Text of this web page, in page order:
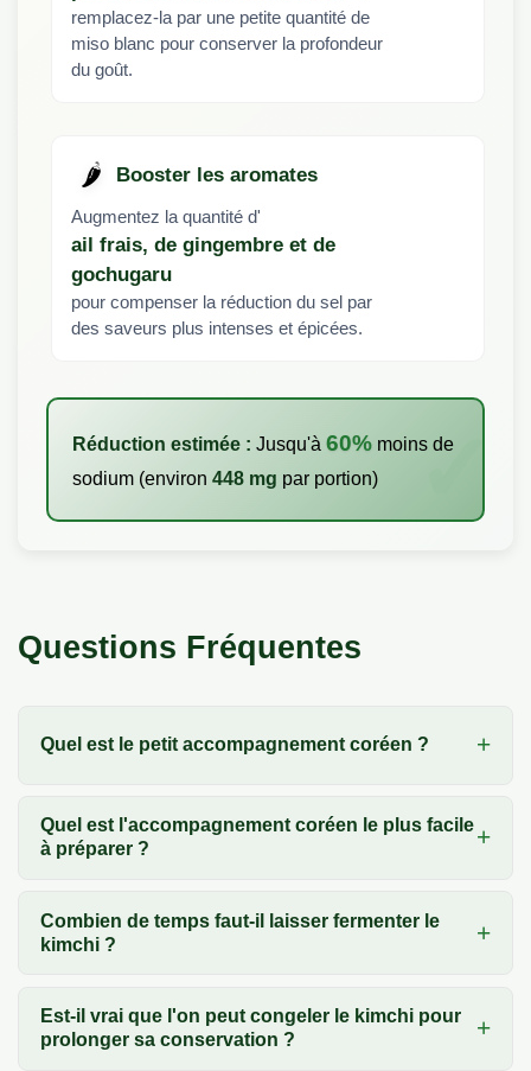
remplacez-la par une petite quantité de
miso blanc pour conserver la profondeur
du goût.
🌶️ Booster les aromates
Augmentez la quantité d'
ail frais, de gingembre et de
gochugaru
pour compenser la réduction du sel par
des saveurs plus intenses et épicées.
Réduction estimée : Jusqu'à 60% moins de
sodium (environ 448 mg par portion)
Questions Fréquentes
Quel est le petit accompagnement coréen ?
Quel est l'accompagnement coréen le plus facile
à préparer ?
Combien de temps faut-il laisser fermenter le
kimchi ?
Est-il vrai que l'on peut congeler le kimchi pour
prolonger sa conservation ?